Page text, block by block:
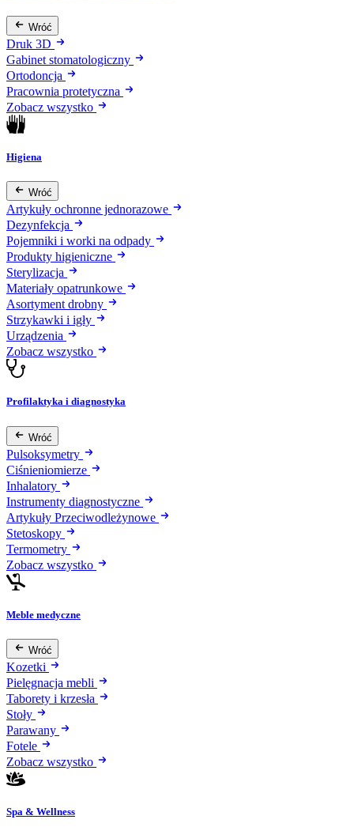
Wróć
Druk 3D
Gabinet stomatologiczny
Ortodoncja
Pracownia protetyczna
Zobacz wszystko
Higiena
Wróć
Artykuły ochronne jednorazowe
Dezynfekcja
Pojemniki i worki na odpady
Produkty higieniczne
Sterylizacja
Materiały opatrunkowe
Asortyment drobny
Strzykawki i igły
Urządzenia
Zobacz wszystko
Profilaktyka i diagnostyka
Wróć
Pulsoksymetry
Ciśnieniomierze
Inhalatory
Instrumenty diagnostyczne
Artykuły Przeciwodleżynowe
Stetoskopy
Termometry
Zobacz wszystko
Meble medyczne
Wróć
Kozetki
Pielęgnacja mebli
Taborety i krzesła
Stoły
Parawany
Fotele
Zobacz wszystko
Spa & Wellness